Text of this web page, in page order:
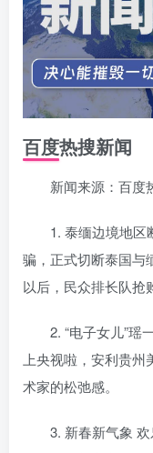
百度热搜新闻
新闻来源：百度
1. 泰缅边境地区
骗，正式切断泰国与
以后，民众排长队抢
2. “电子女儿”瑶
上央视啦，安利贵
术家的松弛感。
3. 新春新气象